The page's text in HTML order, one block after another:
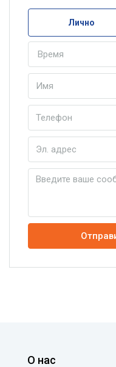
Лично
Время
О нас